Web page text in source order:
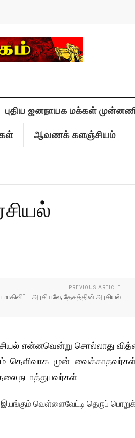
புதிய ஜனநாயக மக்கள்
ஆவணக் களஞ்சியம்
PREVIOUS ARTICLE
அரசியலே, தேசத்தின் அரசியல்
என்னவென்று சொல்லாது வித்தை
தெளிவாக முன்
நடாத்துபவர்கள்.
வெள்ளைவேட்டி தெருப்